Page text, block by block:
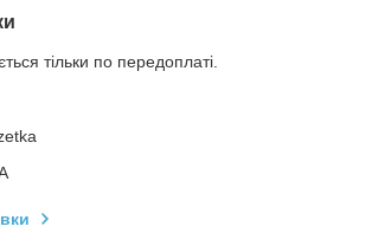
тільки по передоплаті.